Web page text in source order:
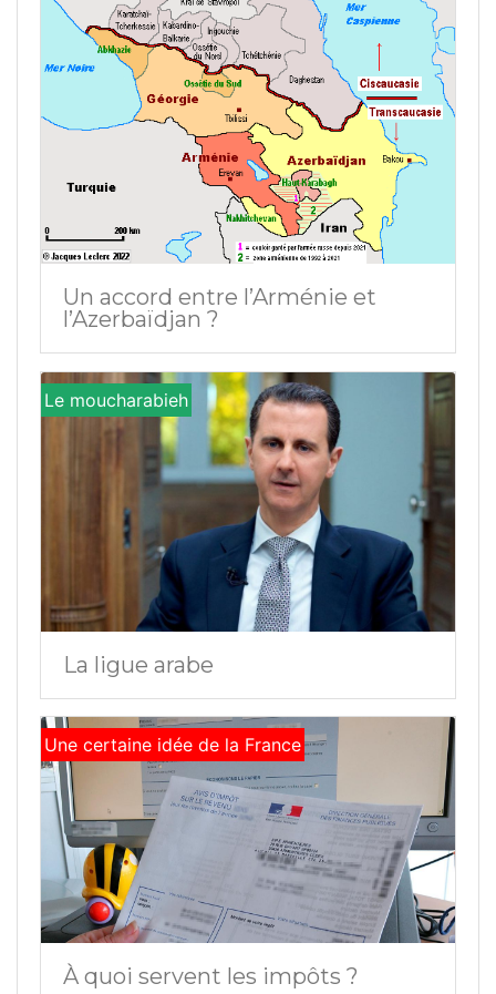
Un accord entre l’Arménie et
l’Azerbaïdjan ?
Le moucharabieh
La ligue arabe
Une certaine idée de la France
À quoi servent les impôts ?